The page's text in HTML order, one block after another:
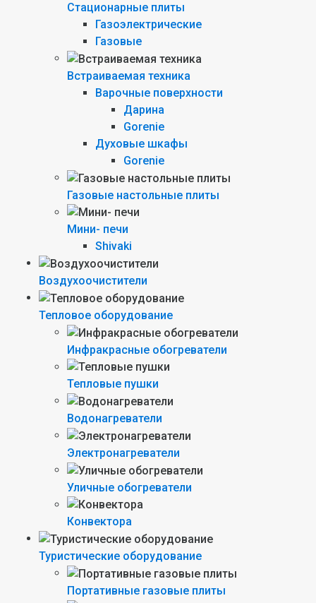
Стационарные плиты
Газоэлектрические
Газовые
Встраиваемая техника
Варочные поверхности
Дарина
Gorenie
Духовые шкафы
Gorenie
Газовые настольные плиты
Мини- печи
Shivaki
Воздухоочистители
Тепловое оборудование
Инфракрасные обогреватели
Тепловые пушки
Водонагреватели
Электронагреватели
Уличные обогреватели
Конвектора
Туристические оборудование
Портативные газовые плиты